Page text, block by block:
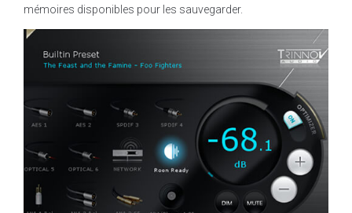
mémoires disponibles pour les sauvegarder.